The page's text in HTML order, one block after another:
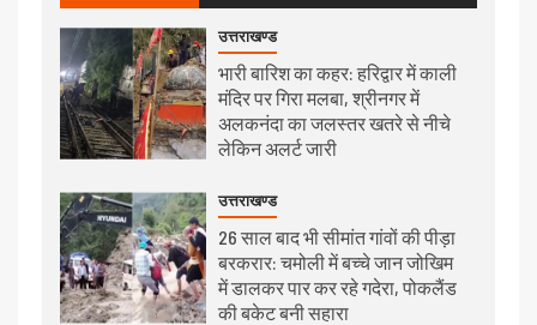
उत्तराखण्ड
भारी बारिश का कहर: हरिद्वार में काली
मंदिर पर गिरा मलबा, श्रीनगर में
अलकनंदा का जलस्तर खतरे से नीचे
लेकिन अलर्ट जारी
उत्तराखण्ड
26 साल बाद भी सीमांत गांवों की पीड़ा
बरकरार: चमोली में बच्चे जान जोखिम
में डालकर पार कर रहे गदेरा, पोकलैंड
की बकेट बनी सहारा